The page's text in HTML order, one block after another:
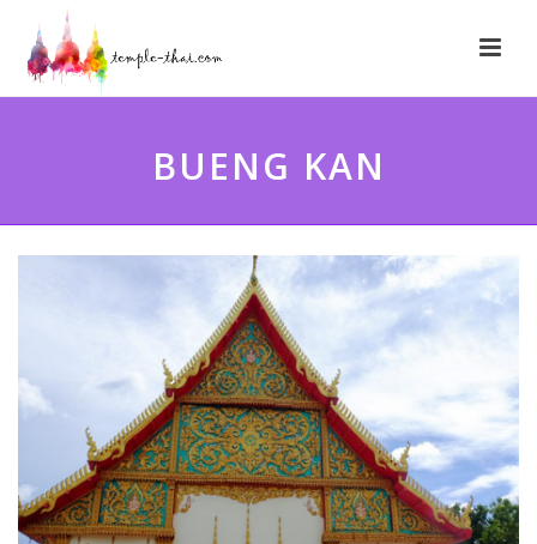
BUENG KAN